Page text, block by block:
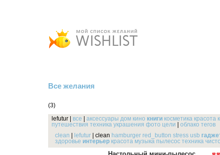
Все желания
(3)
lefutur все аксессуары дом кино книги косметика красота
путешествия техника украшения фото цели
облако тегов
clean
lefutur clean hamburger red_button stress usb
здоровье интерьер красота музыка пылесос техника